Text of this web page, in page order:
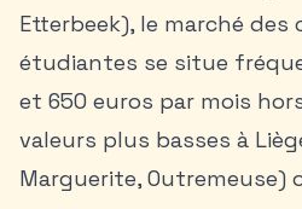
Etterbeek), le marché des
étudiantes se situe
et 650 euros par mois
valeurs plus basses à
Marguerite, Outremeuse)